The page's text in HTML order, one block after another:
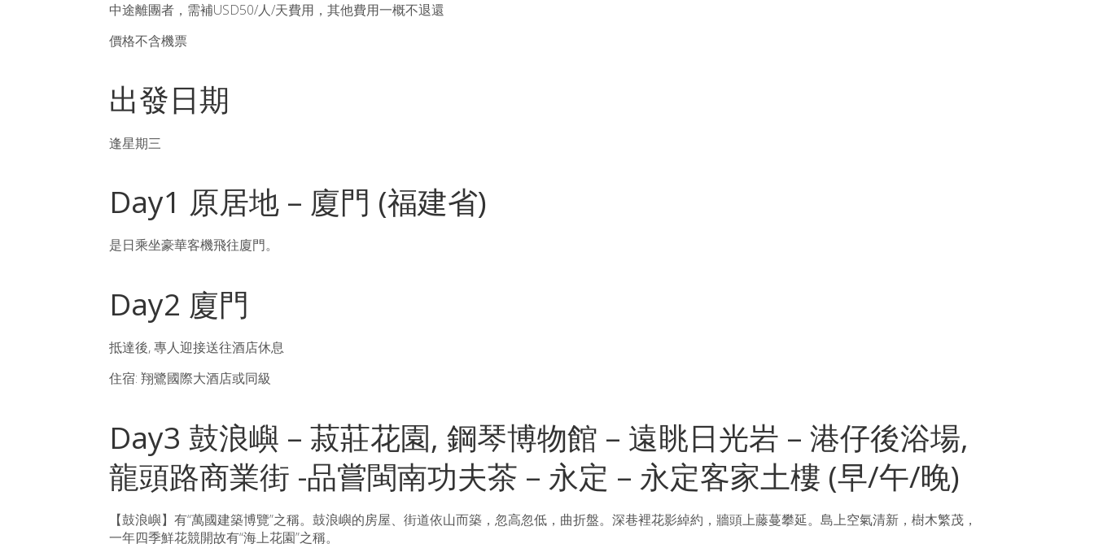
中途離團者，需補USD50/人/天費用，其他費用一概不退還
價格不含機票
出發日期
逢星期三
Day1 原居地 – 廈門 (福建省)
是日乘坐豪華客機飛往廈門。
Day2 廈門
抵達後, 專人迎接送往酒店休息
住宿: 翔鷺國際大酒店或同級
Day3 鼓浪嶼 – 菽莊花園, 鋼琴博物館 – 遠眺日光岩 – 港仔後浴場,
龍頭路商業街 -品嘗閩南功夫茶 – 永定 – 永定客家土樓 (早/午/晚)
【鼓浪嶼】有“萬國建築博覽”之稱。鼓浪嶼的房屋、街道依山而築，忽高忽低，曲折盤。深巷裡花影綽約，牆頭上藤蔓攀延。島上空氣清新，樹木繁茂，
一年四季鮮花競開故有“海上花園”之稱。